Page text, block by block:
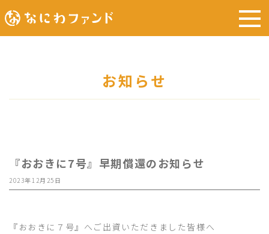
お知らせ
『おおきに7号』早期償還のお知らせ
2023年12月25日
『おおきに７号』へご出資いただきました皆様へ